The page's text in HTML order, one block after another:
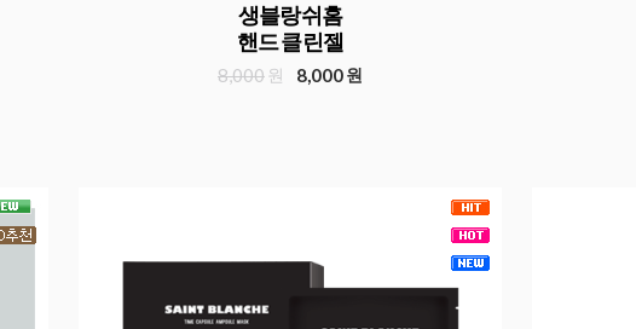
생블랑쉬홈
핸드 클린젤
8,000 원 8,000원